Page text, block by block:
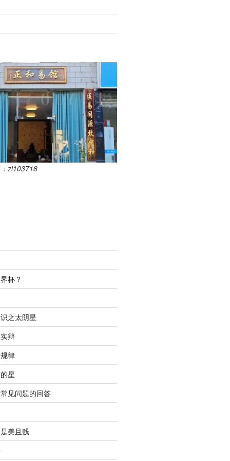
zi103718
杯？
之太阴星
辩
律
星
见问题的回答
美且贱